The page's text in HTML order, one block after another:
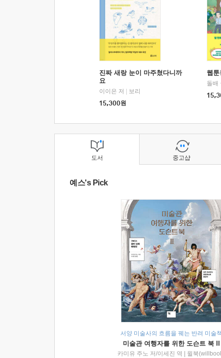
진짜 새랑 눈이 마주쳤다니까
요
이이은 저
보리
15,300원
웹
돌배
도서
예스's Pick
서양 미술사의 흐름을 꿰는 반려 미술
미술관 여행자를 위한 도슨트 북 II
카미유 주노 저/이세진 역
윌북
중고샵